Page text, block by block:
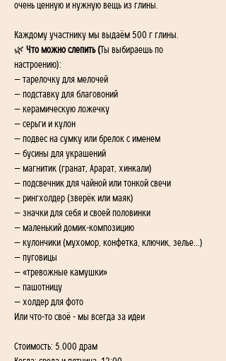
очень ценную и нужную вещь из глины.
Каждому участнику мы выдаём 500 г глины.
🌿 Что можно слепить ( Ты выбираешь по
настроению):
— тарелочку для мелочей
— подставку для благовоний
— керамическую ложечку
— серьги и кулон
— подвес на сумку или брелок с именем
— бусины для украшений
— магнитик (гранат, Арарат, хинкали)
— подсвечник для чайной или тонкой свечи
— рингхолдер (зверёк или маяк)
— значки для себя и своей половинки
— маленький домик-композицию
— кулончики (мухомор, конфетка, ключик, зелье…)
— пуговицы
— «тревожные камушки»
— пашотницу
— холдер для фото
Или что-то своё - мы всегда за идеи
Стоимость: 5.000 драм